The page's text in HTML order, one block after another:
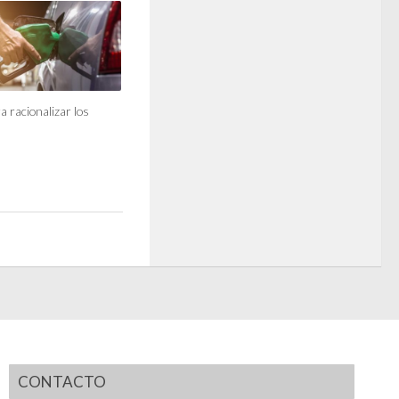
racionalizar los
CONTACTO